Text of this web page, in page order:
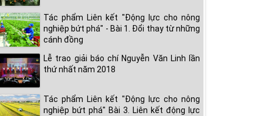
Tác phẩm Liên kết "Động lực cho nông
nghiệp bứt phá" - Bài 1. Đổi thay từ những
cánh đồng
Lễ trao giải báo chí Nguyễn Văn Linh lần
thứ nhất năm 2018
Tác phẩm Liên kết "Động lực cho nông
nghiệp bứt phá" Bài 3. Liên kết động lực